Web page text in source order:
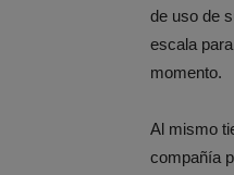
de uso de
escala
momento.
Al mismo
compañía